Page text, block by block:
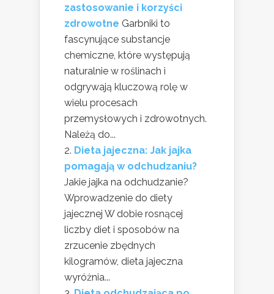
zastosowanie i korzyści
zdrowotne Garbniki to
fascynujące substancje
chemiczne, które występują
naturalnie w roślinach i
odgrywają kluczową rolę w
wielu procesach
przemysłowych i zdrowotnych.
Należą do...
Dieta jajeczna: Jak jajka
pomagają w odchudzaniu?
Jakie jajka na odchudzanie?
Wprowadzenie do diety
jajecznej W dobie rosnącej
liczby diet i sposobów na
zrzucenie zbędnych
kilogramów, dieta jajeczna
wyróżnia...